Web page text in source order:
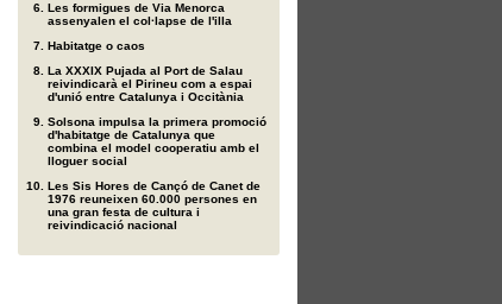
Les formigues de Via Menorca
assenyalen el col·lapse de l'illa
Habitatge o caos
La XXXIX Pujada al Port de Salau
reivindicarà el Pirineu com a espai
d'unió entre Catalunya i Occitània
Solsona impulsa la primera promoció
d'habitatge de Catalunya que
combina el model cooperatiu amb el
lloguer social
Les Sis Hores de Cançó de Canet de
1976 reuneixen 60.000 persones en
una gran festa de cultura i
reivindicació nacional